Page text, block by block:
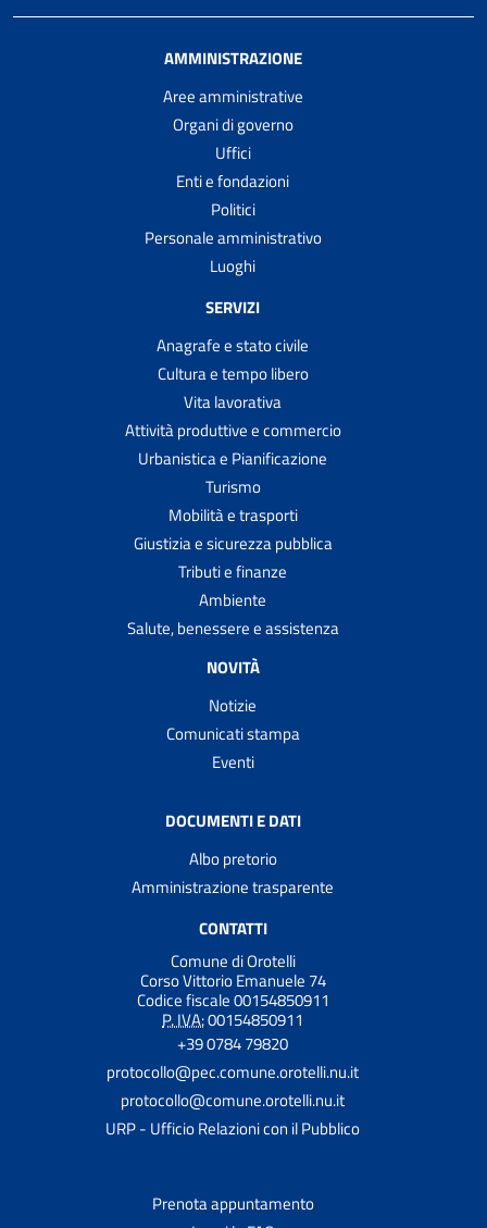
AMMINISTRAZIONE
Aree amministrative
Organi di governo
Uffici
Enti e fondazioni
Politici
Personale amministrativo
Luoghi
SERVIZI
Anagrafe e stato civile
Cultura e tempo libero
Vita lavorativa
Attività produttive e commercio
Urbanistica e Pianificazione
Turismo
Mobilità e trasporti
Giustizia e sicurezza pubblica
Tributi e finanze
Ambiente
Salute, benessere e assistenza
NOVITÀ
Notizie
Comunicati stampa
Eventi
DOCUMENTI E DATI
Albo pretorio
Amministrazione trasparente
CONTATTI
Comune di Orotelli
Corso Vittorio Emanuele 74
Codice fiscale 00154850911
P. IVA:00154850911
+39 0784 79820
protocollo@pec.comune.orotelli.nu.it
protocollo@comune.orotelli.nu.it
URP - Ufficio Relazioni con il Pubblico
Prenota appuntamento